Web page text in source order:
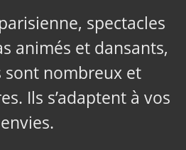
spectacles
animés et dansants,
sont nombreux et
Ils s’adaptent à vos
envies.